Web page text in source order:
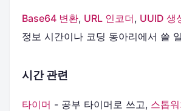
Base64 변환, URL 인코더, UUID 생
정보 시간이나 코딩 동아리에서 쓸
시간 관련
타이머 - 공부 타이머로 쓰고, 스톱